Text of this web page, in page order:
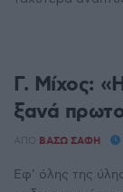
Γ. Μίχος:
ξανά
ΑΠΌ ΒΆΣΩ ΣΆΦΗ
Εφ’ όλης της